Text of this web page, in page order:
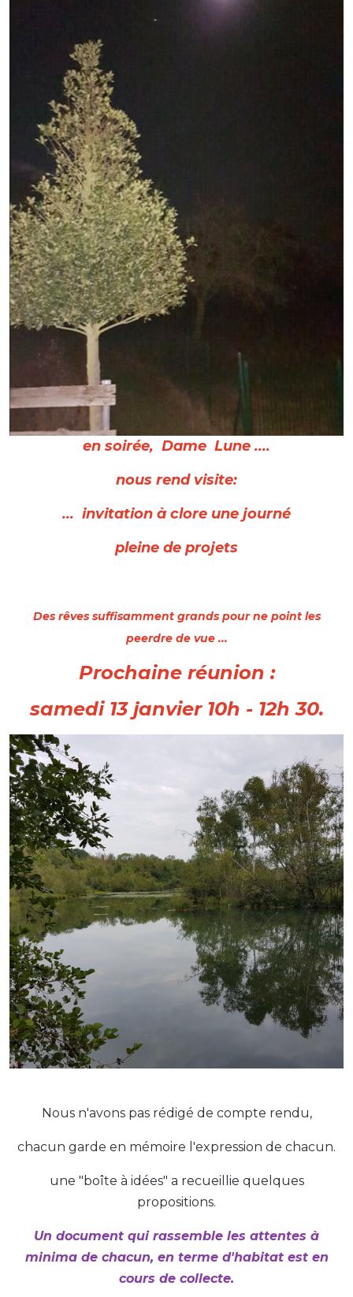
en soirée, Dame Lune ....
nous rend visite:
... invitation à clore une journé
pleine de projets
Des rêves suffisamment grands pour ne point les
peerdre de vue ...
Prochaine réunion :
samedi 13 janvier 10h - 12h 30.
Nous n'avons pas rédigé de compte rendu,
chacun garde en mémoire l'expression de chacun.
une "boîte à idées" a recueillie quelques
propositions.
Un document qui rassemble les attentes à
minima de chacun, en terme d'habitat est en
cours de collecte.